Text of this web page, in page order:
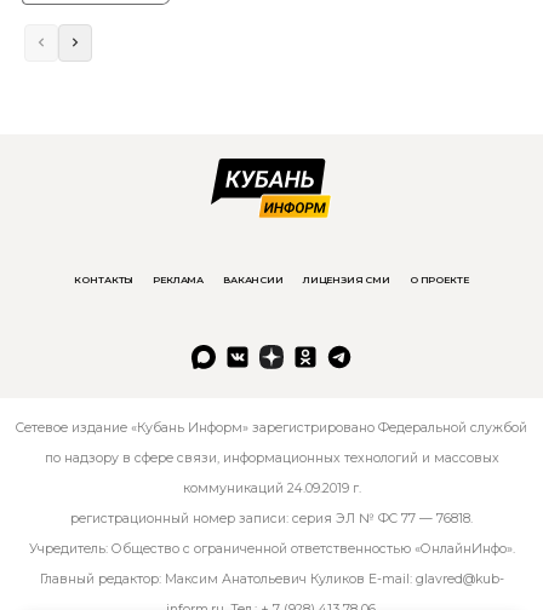
КОНТАКТЫ РЕКЛАМА ВАКАНСИИ ЛИЦЕНЗИЯ СМИ О ПРОЕКТЕ
Сетевое издание «Кубань Информ» зарегистрировано Федеральной службой
по надзору в сфере связи, информационных технологий и массовых
коммуникаций 24.09.2019 г.
регистрационный номер записи: серия ЭЛ № ФС 77 — 76818.
Учредитель: Общество с ограниченной ответственностью «ОнлайнИнфо».
Главный редактор: Максим Анатольевич Куликов E-mail: glavred@kub-